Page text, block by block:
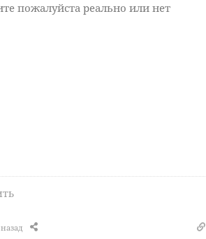
пожалуйста реально или нет